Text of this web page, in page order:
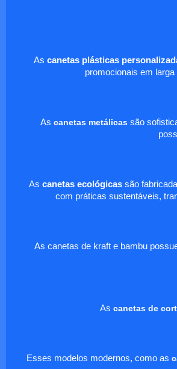
As canetas plásticas
promocionais em
As canetas metálicassão
As canetas ecológicassão
com práticas sustentáveis,
As canetas de kraft e bambu
As canetas de
Esses modelos modernos, como as